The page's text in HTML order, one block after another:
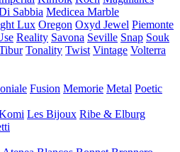
Sabbia Medicea Marble
Lux Oregon Oxyd Jewel Piemonte
Reality Savona Seville Snap Souk
Tonality Twist Vintage Volterra
Fusion Memorie Metal Poetic
Les Bijoux Ribe & Elburg